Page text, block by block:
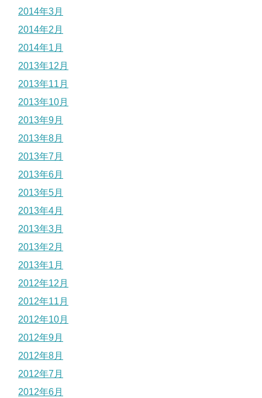
2014年3月
2014年2月
2014年1月
2013年12月
2013年11月
2013年10月
2013年9月
2013年8月
2013年7月
2013年6月
2013年5月
2013年4月
2013年3月
2013年2月
2013年1月
2012年12月
2012年11月
2012年10月
2012年9月
2012年8月
2012年7月
2012年6月